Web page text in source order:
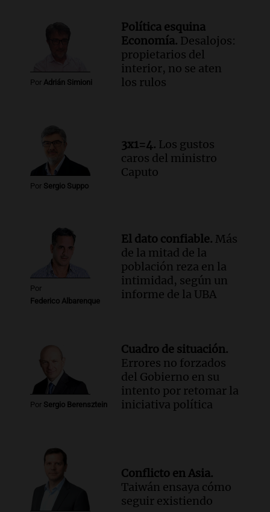
Audio.
Chile planteó mejorar la
conectividad fronteriza, aérea y digital
Panorama Federal
proteínas
Una mañana para todos
Episodios
Audio.Investigan un asalto millonario a
la cooperativa Talamochita en Villa
Episodios
Por Adrián Simioni
Política esquina
Economía. Desalojos:
propietarios del
interior, no se aten
los rulos
Por Sergio Suppo
3x1=4. Los gustos
caros del ministro
Caputo
Por
Federico Albarenque
El dato confiable. Más
de la mitad de la
población reza en la
intimidad, según un
informe de la UBA
Por Sergio Berensztein
Cuadro de situación.
Errores no forzados
del Gobierno en su
intento por retomar la
iniciativa política
Conflicto en Asia.
Taiwán ensaya cómo
seguir existiendo